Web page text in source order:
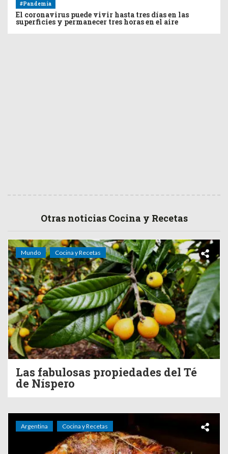
#Pandemia
El coronavirus puede vivir hasta tres días en las
superficies y permanecer tres horas en el aire
Otras noticias Cocina y Recetas
Mundo Cocina y Recetas
Las fabulosas propiedades del Té
de Níspero
Argentina Cocina y Recetas